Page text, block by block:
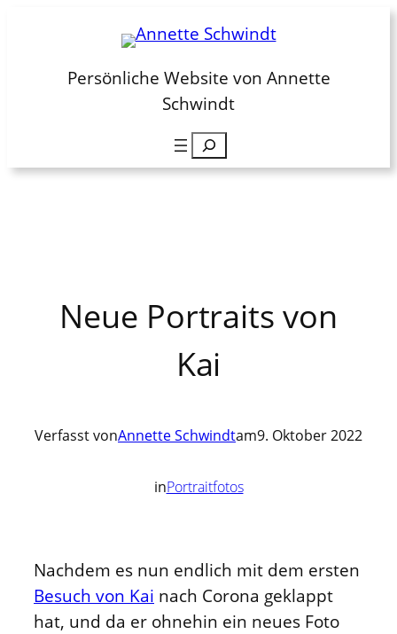
springenPersönliche Website von Annette
Schwindt
Suchen
Neue Portraits von
Kai
Verfasst vonAnnette Schwindtam9. Oktober 2022
inPortraitfotos
Nachdem es nun endlich mit dem ersten
Besuch von Kai nach Corona geklappt
hat, und da er ohnehin ein neues Foto